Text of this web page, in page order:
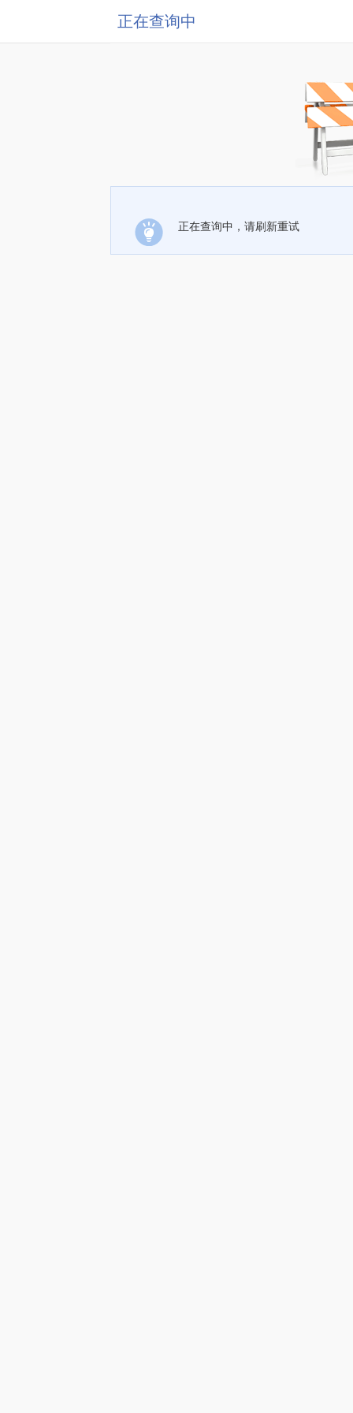
正在查询中
正在查询中，请刷新重试